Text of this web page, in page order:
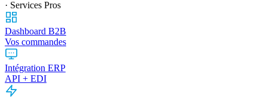
· Services Pros
Dashboard B2B
Vos commandes
Intégration ERP
API + EDI